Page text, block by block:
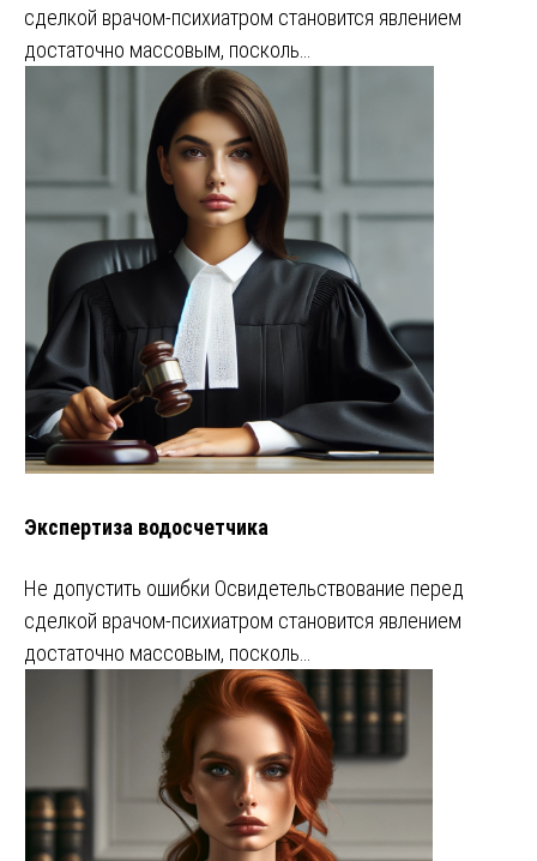
сделкой врачом-психиатром становится явлением
достаточно массовым, посколь…
Экспертиза водосчетчика
Не допустить ошибки Освидетельствование перед
сделкой врачом-психиатром становится явлением
достаточно массовым, посколь…